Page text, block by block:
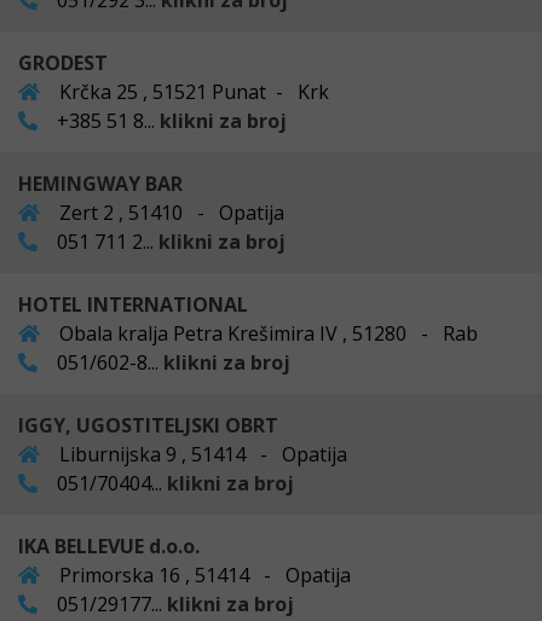
GRODEST
Krčka 25 , 51521 Punat - Krk
+385 51 8... klikni za broj
HEMINGWAY BAR
Zert 2 , 51410 - Opatija
051 711 2... klikni za broj
HOTEL INTERNATIONAL
Obala kralja Petra Krešimira IV , 51280 - Rab
051/602-8... klikni za broj
IGGY, UGOSTITELJSKI OBRT
Liburnijska 9 , 51414 - Opatija
051/70404... klikni za broj
IKA BELLEVUE d.o.o.
Primorska 16 , 51414 - Opatija
051/29177... klikni za broj